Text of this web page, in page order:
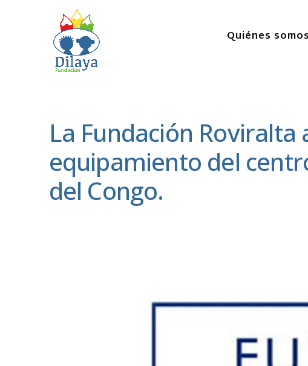
Quiénes somos
La Fundación
equipamiento del
del Congo.